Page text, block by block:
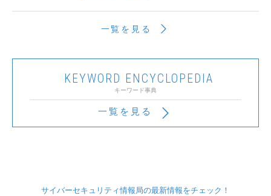
一覧を見る
KEYWORD ENCYCLOPEDIA
キーワード事典
一覧を見る
サイバーセキュリティ情報局の最新情報をチェック！